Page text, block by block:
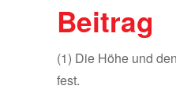
Beitrag
(1) Die Höhe und
fest.